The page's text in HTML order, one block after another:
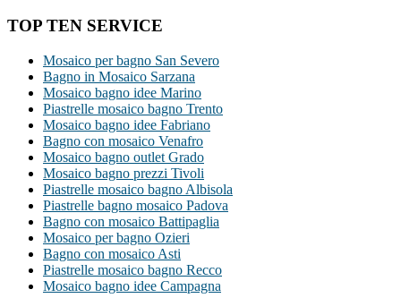
TOP TEN SERVICE
Mosaico per bagno San Severo
Bagno in Mosaico Sarzana
Mosaico bagno idee Marino
Piastrelle mosaico bagno Trento
Mosaico bagno idee Fabriano
Bagno con mosaico Venafro
Mosaico bagno outlet Grado
Mosaico bagno prezzi Tivoli
Piastrelle mosaico bagno Albisola
Piastrelle bagno mosaico Padova
Bagno con mosaico Battipaglia
Mosaico per bagno Ozieri
Bagno con mosaico Asti
Piastrelle mosaico bagno Recco
Mosaico bagno idee Campagna